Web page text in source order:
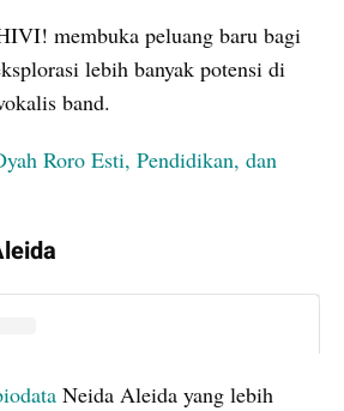
membuka peluang baru bagi
lebih banyak potensi di
band.
Roro Esti, Pendidikan, dan
Neida Aleida yang lebih